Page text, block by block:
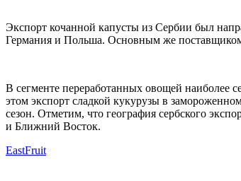
Экспорт кочанной капусты из Сербии был
Германия и Польша. Основным же
В сегменте переработанных овощей наиболее
этом экспорт сладкой кукурузы в
сезон. Отметим, что география сербского
и Ближний Восток.
EastFruit